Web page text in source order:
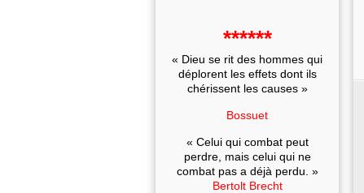
******
« Dieu se rit des hommes qui
déplorent les effets dont ils
chérissent les causes »
Bossuet
« Celui qui combat peut
perdre, mais celui qui ne
combat pas a déjà perdu. »
Bertolt Brecht